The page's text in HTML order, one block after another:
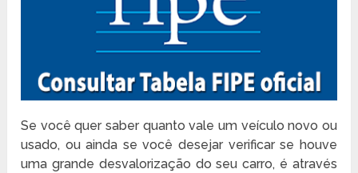
Se você quer saber quanto vale um veículo novo ou
usado, ou ainda se você desejar verificar se houve
uma grande desvalorização do seu carro, é através